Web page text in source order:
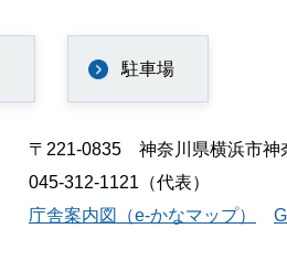
駐車場
〒221-0835 神奈川県横浜市神
045-312-1121（代表）
庁舎案内図（e-かなマップ）